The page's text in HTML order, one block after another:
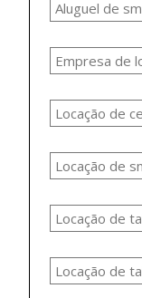
Aluguel de
Empresa de
Locação de
Locação de
Locação de
Locação de